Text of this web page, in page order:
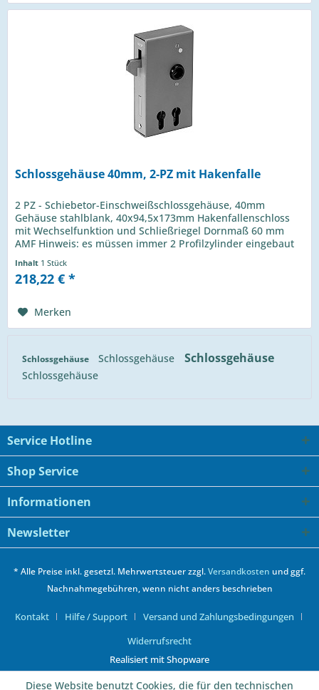
Schlossgehäuse 40mm, 2-PZ mit Hakenfalle
2 PZ - Schiebetor-Einschweißschlossgehäuse, 40mm
Gehäuse stahlblank, 40x94,5x173mm Hakenfallenschloss
mit Wechselfunktion und Schließriegel Dornmaß 60 mm
AMF Hinweis: es müssen immer 2 Profilzylinder eingebaut
Inhalt 1 Stück
218,22 € *
Merken
Schlossgehäuse Schlossgehäuse Schlossgehäuse
Schlossgehäuse
Service Hotline
Shop Service
Informationen
Newsletter
* Alle Preise inkl. gesetzl. Mehrwertsteuer zzgl.Versandkosten und ggf.
Nachnahmegebühren, wenn nicht anders beschrieben
Kontakt Hilfe / Support
Versand und Zahlungsbedingungen
Widerrufsrecht
Realisiert mit Shopware
Diese Website benutzt Cookies, die für den technischen